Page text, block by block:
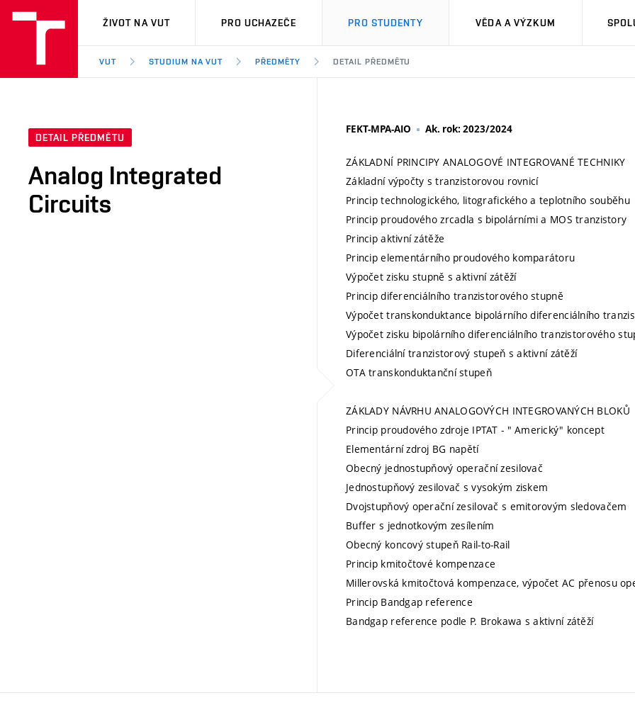
VUT
ŽIVOT NA VUT PRO UCHAZEČE PRO STUDENTY VĚDA A VÝZKUM
VUT STUDIUM NA VUT PŘEDMĚTY DETAIL PŘEDMĚTU
DETAIL PŘEDMĚTU
Analog Integrated
Circuits
FEKT-MPA-AIO Ak. rok: 2023/2024
ZÁKLADNÍ PRINCIPY ANALOGOVÉ INTEGROVANÉ TECHNIKY
Základní výpočty s tranzistorovou rovnicí
Princip technologického, litografického a teplotního souběhu
Princip proudového zrcadla s bipolárními a MOS tranzistory
Princip aktivní zátěže
Princip elementárního proudového komparátoru
Výpočet zisku stupně s aktivní zátěží
Princip diferenciálního tranzistorového stupně
Výpočet transkonduktance bipolárního diferenciálního
Výpočet zisku bipolárního diferenciálního tranzistorového
Diferenciální tranzistorový stupeň s aktivní zátěží
OTA transkonduktanční stupeň
ZÁKLADY NÁVRHU ANALOGOVÝCH INTEGROVANÝCH BLOKŮ
Princip proudového zdroje IPTAT - " Americký" koncept
Elementární zdroj BG napětí
Obecný jednostupňový operační zesilovač
Jednostupňový zesilovač s vysokým ziskem
Dvojstupňový operační zesilovač s emitorovým sledovačem
Buffer s jednotkovým zesílením
Obecný koncový stupeň Rail-to-Rail
Princip kmitočtové kompenzace
Millerovská kmitočtová kompenzace, výpočet AC přenosu
Princip Bandgap reference
Bandgap reference podle P. Brokawa s aktivní zátěží